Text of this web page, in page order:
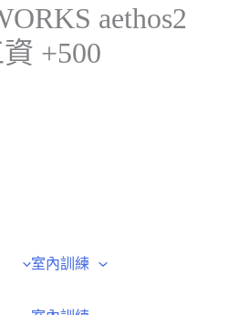
aethos2
+500
室內訓練